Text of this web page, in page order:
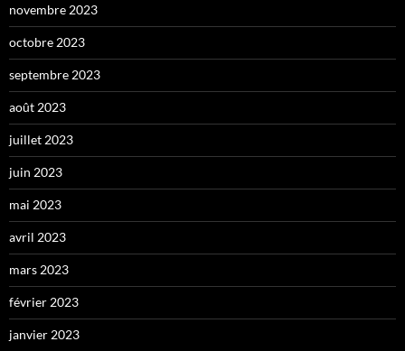
novembre 2023
octobre 2023
septembre 2023
août 2023
juillet 2023
juin 2023
mai 2023
avril 2023
mars 2023
février 2023
janvier 2023